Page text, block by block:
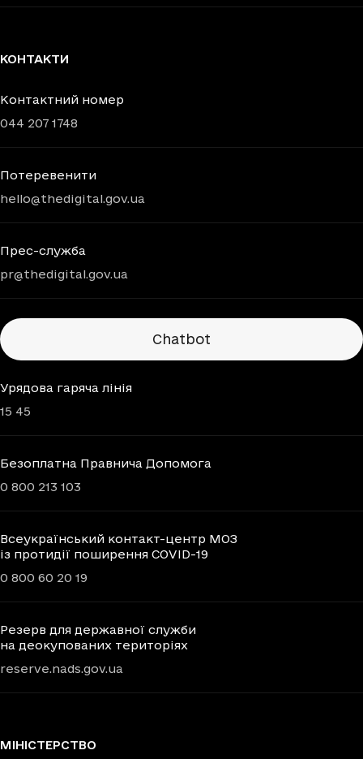
КОНТАКТИ
Контактний номер
044 207 1748
Потеревенити
hello@thedigital.gov.ua
Прес-служба
pr@thedigital.gov.ua
Chatbots
Chatbot
Урядова гаряча лінія
15 45
Безоплатна Правнича Допомога
0 800 213 103
Всеукраїнський контакт-центр МОЗ
із протидії поширення COVID-19
0 800 60 20 19
Резерв для державної служби
на деокупованих територіях
reserve.nads.gov.ua
МІНІСТЕРСТВО